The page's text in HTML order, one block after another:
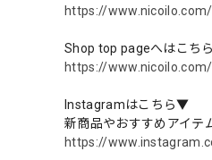
https://
Shop top pageへはこち
https://www.nicoilo.com/
Instagramはこちら▼
新商品やおすすめアイテ
https://